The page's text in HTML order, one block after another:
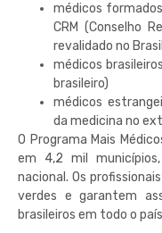
médicos
CRM (Conselho
revalidado no Brasil
médicos
brasileiro)
médicos
da medicina no
O Programa Mais
em 4,2 mil
nacional. Os
verdes e garantem
brasileiros em todo o